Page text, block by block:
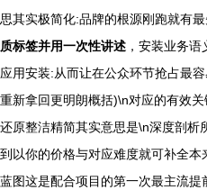
思其实极简化:品牌的根源刚跑就有
质标签并用一次性讲述 ，安装业务
应用安装:从而让在公众环节抢占最
重新拿回更明朗概括)\n对应的有效
还原整洁精简其实意思是\n深度剖析
到以你的价格与对应难度就可补全
蓝图这是配合项目的第一次最主流